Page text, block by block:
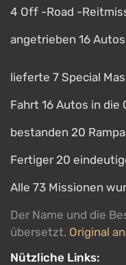
4 Off -Road -
angetrieben 16
lieferte 7 Special
Fahrt 16 Autos in die
bestanden 20
Fertiger 20
Alle 73 Missionen
Der Name und die
übersetzt. Original
Nützliche Links: